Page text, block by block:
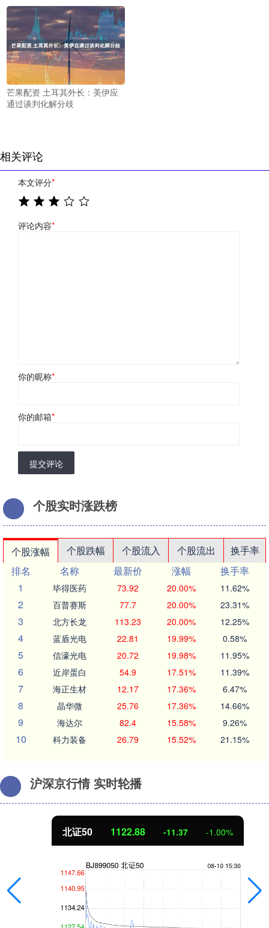
芒果配资 土耳其外长：美伊应
通过谈判化解分歧
相关评论
本文评分*
评论内容*
你的昵称*
你的邮箱*
提交评论
个股实时涨跌榜
个股涨幅 个股跌幅 个股流入 个股流出
换手率
排名
名称 最新价 涨幅
换手率
1
毕得医药 73.92 20.00% 11.62%
2 百普赛斯 77.7 20.00% 23.31%
3 北方长龙 113.23 20.00% 12.25%
4 蓝盾光电 22.81 19.99% 0.58%
5 信濠光电 20.72 19.98% 11.95%
6 近岸蛋白 54.9 17.51% 11.39%
7 海正生材 12.17 17.36% 6.47%
8 晶华微 25.76 17.36% 14.66%
9 海达尔 82.4 15.58% 9.26%
10 科力装备 26.79 15.52% 21.15%
沪深京行情 实时轮播
北证50 1122.88 -11.37 -1.00%